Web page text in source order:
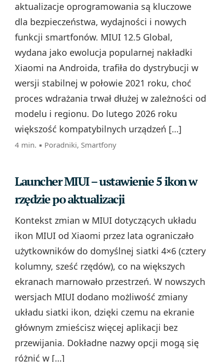
aktualizacje oprogramowania są kluczowe
dla bezpieczeństwa, wydajności i nowych
funkcji smartfonów. MIUI 12.5 Global,
wydana jako ewolucja popularnej nakładki
Xiaomi na Androida, trafiła do dystrybucji w
wersji stabilnej w połowie 2021 roku, choć
proces wdrażania trwał dłużej w zależności od
modelu i regionu. Do lutego 2026 roku
większość kompatybilnych urządzeń […]
4 min. ▪ Poradniki, Smartfony
Launcher MIUI – ustawienie 5 ikon w
rzędzie po aktualizacji
Kontekst zmian w MIUI dotyczących układu
ikon MIUI od Xiaomi przez lata ograniczało
użytkowników do domyślnej siatki 4×6 (cztery
kolumny, sześć rzędów), co na większych
ekranach marnowało przestrzeń. W nowszych
wersjach MIUI dodano możliwość zmiany
układu siatki ikon, dzięki czemu na ekranie
głównym zmieścisz więcej aplikacji bez
przewijania. Dokładne nazwy opcji mogą się
różnić w […]